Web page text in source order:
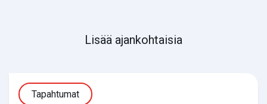
Lisää ajankohtaisia
Tapahtumat